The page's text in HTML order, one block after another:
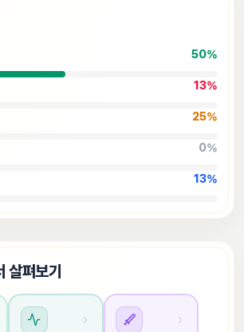
50%
13%
25%
0%
13%
살펴보기